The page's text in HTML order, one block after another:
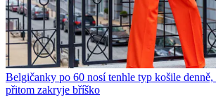
Belgičanky po 60 nosí tenhle typ košile
přitom zakryje bříško